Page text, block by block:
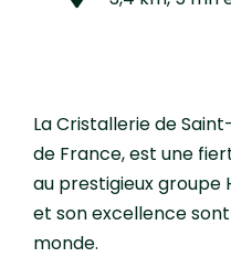
La Cristallerie de
de France, est une
au prestigieux groupe
et son excellence
monde.